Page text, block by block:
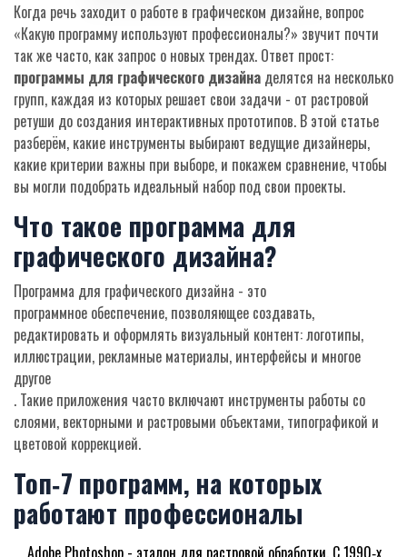
Когда речь заходит о работе в графическом дизайне, вопрос
«Какую программу используют профессионалы?» звучит почти
так же часто, как запрос о новых трендах. Ответ прост:
программы для графического дизайна делятся на несколько
групп, каждая из которых решает свои задачи - от растровой
ретуши до создания интерактивных прототипов. В этой статье
разберём, какие инструменты выбирают ведущие дизайнеры,
какие критерии важны при выборе, и покажем сравнение, чтобы
вы могли подобрать идеальный набор под свои проекты.
Что такое программа для
графического дизайна?
Программа для графического дизайна - это
программное обеспечение, позволяющее создавать,
редактировать и оформлять визуальный контент: логотипы,
иллюстрации, рекламные материалы, интерфейсы и многое
другое
. Такие приложения часто включают инструменты работы со
слоями, векторными и растровыми объектами, типографикой и
цветовой коррекцией.
Топ‑7 программ, на которых
работают профессионалы
Adobe Photoshop - эталон для растровой обработки. С 1990‑х